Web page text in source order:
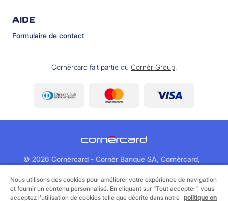
AIDE
Formulaire de contact
Cornèrcard fait partie du Cornèr Group.
© 2026 Cornèrcard - Cornèr Banque SA, Cornèrcard,
Informations juridiques
Cookie policy
Protection des données
Nous utilisons des cookies pour améliorer votre expérience de navigation
et fournir un contenu personnalisé. En cliquant sur "Tout accepter", vous
acceptez l'utilisation de cookies telle que décrite dans notre politique en